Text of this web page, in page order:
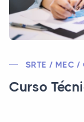
SRTE / MEC /
Curso